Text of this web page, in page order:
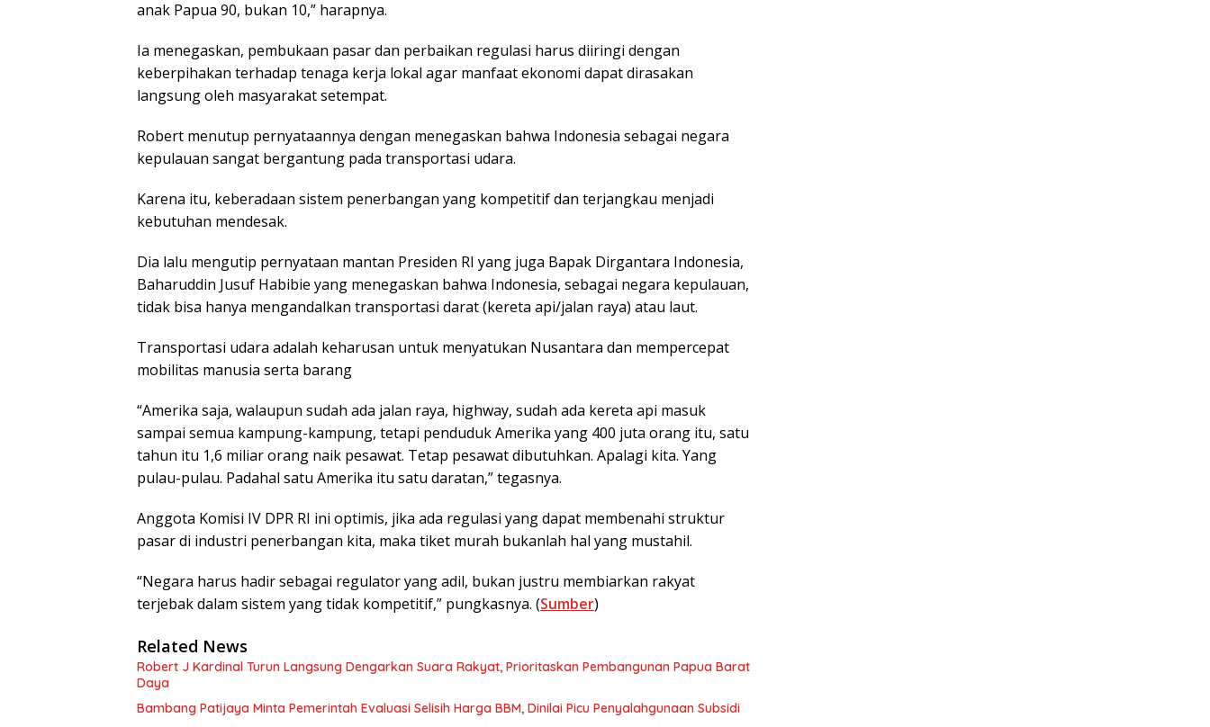
anak Papua 90, bukan 10,” harapnya.
Ia menegaskan, pembukaan pasar dan perbaikan regulasi harus diiringi dengan
keberpihakan terhadap tenaga kerja lokal agar manfaat ekonomi dapat dirasakan
langsung oleh masyarakat setempat.
Robert menutup pernyataannya dengan menegaskan bahwa Indonesia sebagai negara
kepulauan sangat bergantung pada transportasi udara.
Karena itu, keberadaan sistem penerbangan yang kompetitif dan terjangkau menjadi
kebutuhan mendesak.
Dia lalu mengutip pernyataan mantan Presiden RI yang juga Bapak Dirgantara Indonesia,
Baharuddin Jusuf Habibie yang menegaskan bahwa Indonesia, sebagai negara kepulauan,
tidak bisa hanya mengandalkan transportasi darat (kereta api/jalan raya) atau laut.
Transportasi udara adalah keharusan untuk menyatukan Nusantara dan mempercepat
mobilitas manusia serta barang
“Amerika saja, walaupun sudah ada jalan raya, highway, sudah ada kereta api masuk
sampai semua kampung-kampung, tetapi penduduk Amerika yang 400 juta orang itu, satu
tahun itu 1,6 miliar orang naik pesawat. Tetap pesawat dibutuhkan. Apalagi kita. Yang
pulau-pulau. Padahal satu Amerika itu satu daratan,” tegasnya.
Anggota Komisi IV DPR RI ini optimis, jika ada regulasi yang dapat membenahi struktur
pasar di industri penerbangan kita, maka tiket murah bukanlah hal yang mustahil.
“Negara harus hadir sebagai regulator yang adil, bukan justru membiarkan rakyat
terjebak dalam sistem yang tidak kompetitif,” pungkasnya. (Sumber)
Related News
Robert J Kardinal Turun Langsung Dengarkan Suara Rakyat, Prioritaskan Pembangunan Papua Barat
Daya
Bambang Patijaya Minta Pemerintah Evaluasi Selisih Harga BBM, Dinilai Picu Penyalahgunaan Subsidi